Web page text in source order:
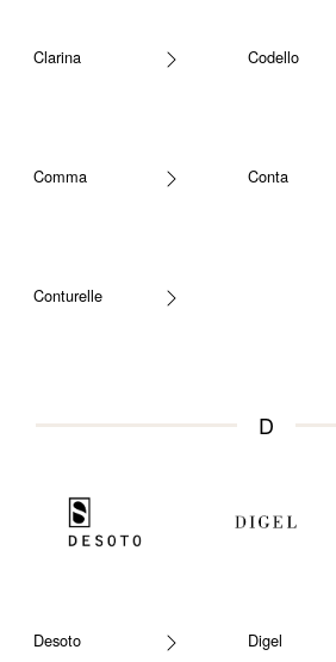
Clarina Codello
Comma Conta
Conturelle
D
Desoto Digel